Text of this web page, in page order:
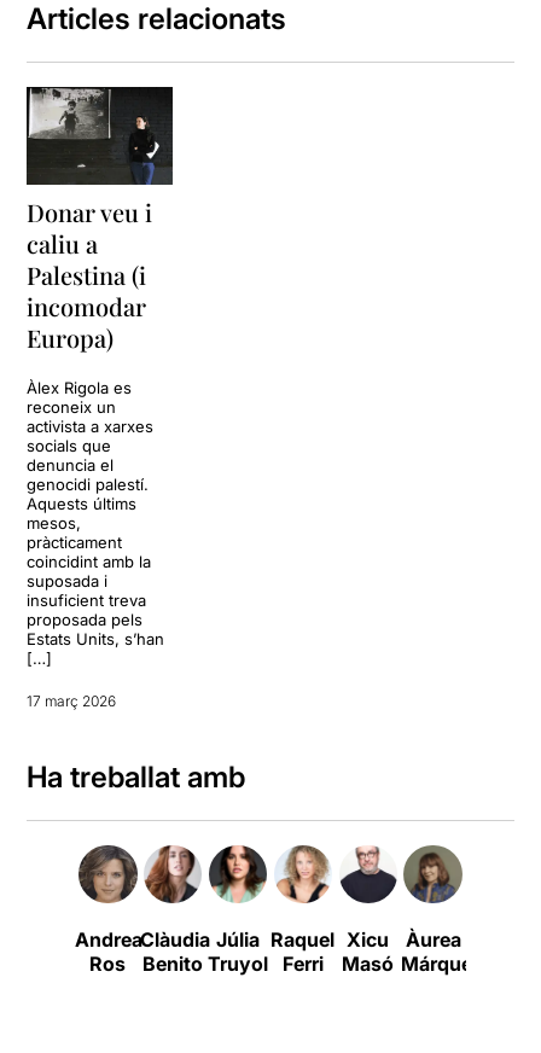
Articles relacionats
Donar veu i
caliu a
Palestina (i
incomodar
Europa)
Àlex Rigola es
reconeix un
activista a xarxes
socials que
denuncia el
genocidi palestí.
Aquests últims
mesos,
pràcticament
coincidint amb la
suposada i
insuficient treva
proposada pels
Estats Units, s’han
[…]
17 març 2026
Ha treballat amb
Andrea
Ros
Clàudia
Benito
Júlia
Truyol
Raquel
Ferri
Xicu
Masó
Àurea
Márquez